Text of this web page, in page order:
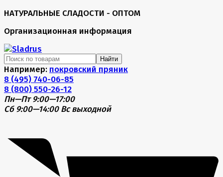
НАТУРАЛЬНЫЕ СЛАДОСТИ - ОПТОМ
Организационная информация
Найти
Например: покровский пряник
8 (495) 740-06-85
8 (800) 550-26-12
Пн—Пт 9:00—17:00
Сб 9:00—14:00 Вс выходной